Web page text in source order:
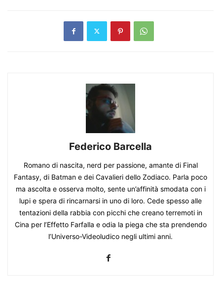
Federico Barcella
Romano di nascita, nerd per passione, amante di Final
Fantasy, di Batman e dei Cavalieri dello Zodiaco. Parla poco
ma ascolta e osserva molto, sente un’affinità smodata con i
lupi e spera di rincarnarsi in uno di loro. Cede spesso alle
tentazioni della rabbia con picchi che creano terremoti in
Cina per l’Effetto Farfalla e odia la piega che sta prendendo
l’Universo-Videoludico negli ultimi anni.